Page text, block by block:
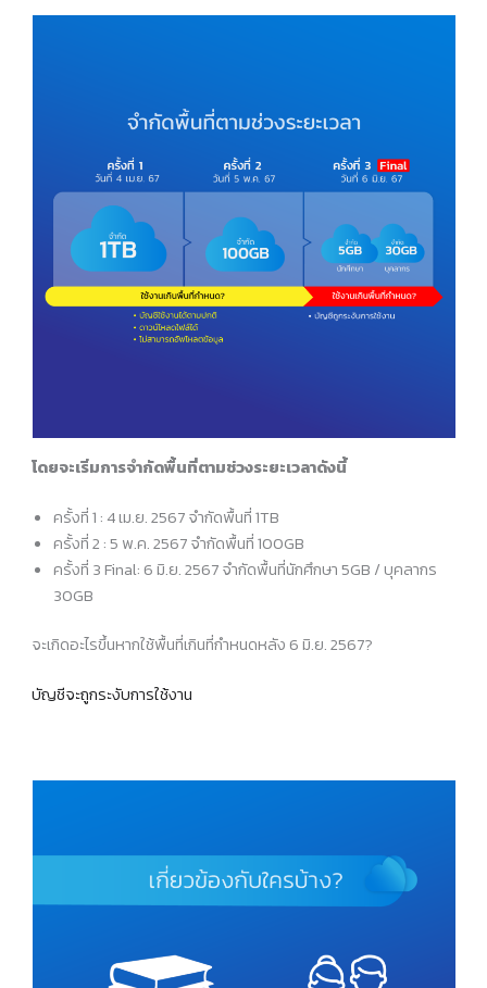
โดยจะเริ่มการจำกัดพื้นที่ตามช่วงระยะเวลาดังนี้
ครั้งที่ 1 : 4 เม.ย. 2567 จำกัดพื้นที่ 1TB
ครั้งที่ 2 : 5 พ.ค. 2567 จำกัดพื้นที่ 100GB
ครั้งที่ 3 Final: 6 มิ.ย. 2567 จำกัดพื้นที่นักศึกษา 5GB / บุคลากร
30GB
จะเกิดอะไรขึ้นหากใช้พื้นที่เกินที่กำหนดหลัง 6 มิ.ย. 2567?
บัญชีจะถูกระงับการใช้งาน